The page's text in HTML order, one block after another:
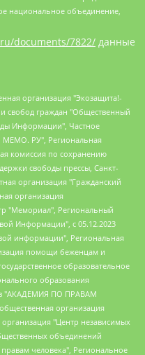
национальное объединение,
documents/7822/ данные
Анатольевна, Сотников Даниил Владимирович, Сурначева Елизавета Дмитриевна, Автономная некоммерческая организация по защите прав человека и информированию населения "Якутия – Наше Мнение", Общество с ограниченной ответственностью "Москоу диджитал медиа", с 26.01.2023 Общество с ограниченной ответственностью "Чайка Белые сады", Ветошкина Валерия Валерьевна, Заговора Максим Александрович, Межрегиональное общественное движение "Российская ЛГБТ - сеть", Оленичев Максим Владимирович, Павлов Иван Юрьевич, Скворцова Елена Сергеевна, Общество с ограниченной ответственностью "Как бы инагент", Кочетков Игорь Викторович, Общество с ограниченной ответственностью "Честные выборы", Еланчик Олег Александрович, Общество с ограниченной ответственностью "Нобелевский призыв", Гималова Регина Эмилевна, Григорьев Андрей Валерьевич, Григорьева Алина Александровна, Ассоциация по содействию защите прав призывников, альтернативнослужащих и военнослужащих "Правозащитная группа "Гражданин.Армия.Право", Хисамова Регина Фаритовна, Автономная некоммерческая организация по реализации социально-правовых программ "Лилит", Дальневосточное общественное движение "Маяк", Санкт-Петербургская ЛГБТ-инициативная группа "Выход", Инициативная группа ЛГБТ+ "Реверс", Алексеев Андрей Викторович, Бекбулатова Таисия Львовна, Беляев Иван Михайлович, Владыкина Елена Сергеевна, Гельман Марат Александрович, Никульшина Вероника Юрьевна, Толоконникова Надежда Андреевна, Шендерович Виктор Анатольевич, Общество с ограниченной ответственностью "Данное сообщение", Общество с ограниченной ответственностью Издательский дом "Новая глава", Айнбиндер Александра Александровна, Московский комьюнити-центр для ЛГБТ+инициатив, Благотворительный фонд развития филантропии, Deutsche Welle (Германия, Kurt-Schumacher-Strasse 3, 53113 Bonn), Борзунова Мария Михайловна, Воробьев Виктор Викторович, Голубева Анна Львовна, Константинова Алла Михайловна, Малкова Ирина Владимировна, Мурадов Мурад Абдулгалимович, Осетинская Елизавета Николаевна, Понасенков Евгений Николаевич, Ганапольский Матвей Юрьевич, Киселев Евгений Алексеевич, Борухович Ирина Григорьевна, Дремин Иван Тимофеевич, Дубровский Дмитрий Викторович, Красноярская региональная общественная организация поддержки и развития альтернативных образовательных технологий и межкультурных коммуникаций "ИНТЕРРА", Маяковская Екатерина Алексеевна, Фейгин Марк Захарович, Филимонов Андрей Викторович, Дзугкоева Регина Николаевна, Доброхотов Роман Александрович, Дудь Юрий Александрович, Елкин Сергей Владимирович, Кругликов Кирилл Игоревич, Сабунаева Мария Леонидовна, Семенов Алексей Владимирович, Шаинян Карен Багратович, Шульман Екатерина Михайловна, Асафьев Артур Валерьевич, Вахштайн Виктор Семенович, Венедиктов Алексей Алексеевич, Лушникова Екатерина Евгеньевна, Волков Леонид Михайлович, Невзоров Александр Глебович, Пархоменко Сергей Борисович, Сироткин Ярослав Николаевич, Кара-Мурза Владимир Владимирович, Баранова Наталья Владимировна, Гозман Леонид Яковлевич, Кагарлицкий Борис Юльевич, Климарев Михаил Валерьевич, Милов Владимир Станиславович, Автономная некоммерческая организация Краснодарский центр современного искусства "Типография", Моргенштерн Алишер Тагирович, Соболь Любовь Эдуардовна, Общество с ограниченной ответственностью "ЛИЗА НОРМ", Каспаров Гарри Кимович, Ходорковский Михаил Борисович, Общество с ограниченной ответственностью "Апрельские тезисы", Данилович Ирина Брониславовна, Кашин Олег Владимирович, Петров Николай Владимирович, Пивоваров Алексей Владимирович, Соколов Михаил Владимирович, Цветкова Юлия Владимировна, Чичваркин Евгений Александрович, Комитет против пыток/Команда против пыток, Общество с ограниченной ответственностью "Первый научный", Общество с ограниченной ответственностью "Вертолет и ко", Белоцерковская Вероника Борисовна, Кац Максим Евгеньевич, Лазарева Татьяна Юрьевна, Шаведдинов Руслан Табризович, Яшин Илья Валерьевич, Общество с ограниченной ответственностью "Иноагент ААВ", Алешковский Дмитрий Петрович, Альбац Евгения Марковна, Быков Дмитрий Львович, Галямина Юлия Евгеньевна, Лойко Сергей Леонидович, Мартынов Кирилл Константинович, Медведев Сергей Александрович, Крашенинников Федор Геннадиевич, Гордеева Катерина Вл